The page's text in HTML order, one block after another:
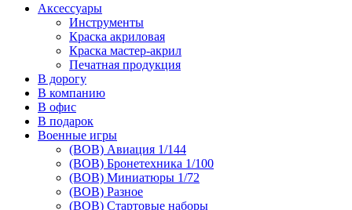
Аксессуары
Инструменты
Краска акриловая
Краска мастер-акрил
Печатная продукция
В дорогу
В компанию
В офис
В подарок
Военные игры
(ВОВ) Авиация 1/144
(ВОВ) Бронетехника 1/100
(ВОВ) Миниатюры 1/72
(ВОВ) Разное
(ВОВ) Стартовые наборы